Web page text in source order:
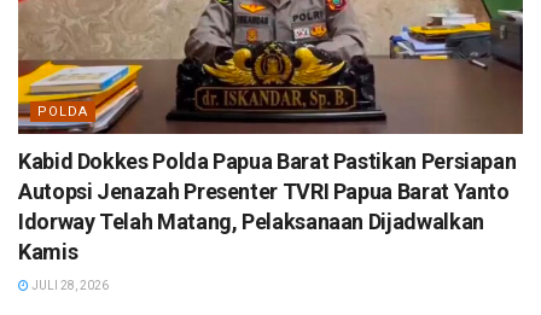
POLDA
Kabid Dokkes Polda Papua Barat Pastikan Persiapan
Autopsi Jenazah Presenter TVRI Papua Barat Yanto
Idorway Telah Matang, Pelaksanaan Dijadwalkan
Kamis
JULI 28, 2026